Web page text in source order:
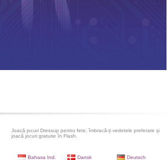
Joacă jocuri Dressup pentru fete, îmbracă-ți vedetele preferate și
joacă jocuri gratuite în Flash.
Bahasa Ind. Dansk Deutsch